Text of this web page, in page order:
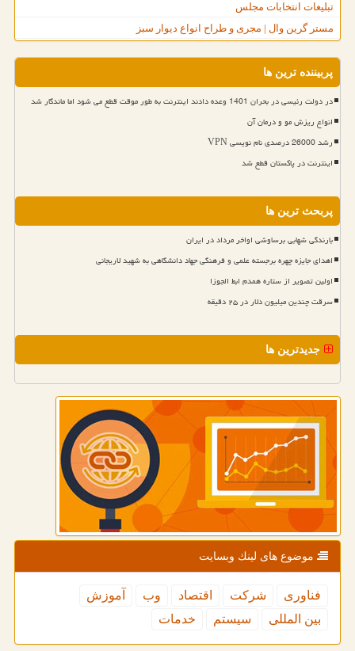
تبلیغات انتخابات مجلس
مستر گرین وال | مجری و طراح انواع دیوار سبز
پربیننده ترین ها
در دولت رئیسی در بحران 1401 وعده دادند اینترنت به طور موقت قطع می شود اما ماندگار شد
انواع ریزش مو و درمان آن
رشد 26000 درصدی نام نویسی VPN
اینترنت در پاکستان قطع شد
پربحث ترین ها
بارندگی شهابی برساوشی اواخر مرداد در ایران
اهدای جایزه چهره برجسته علمی و فرهنگی جهاد دانشگاهی به شهید لاریجانی
اولین تصویر از ستاره همدم ابط الجوزا
سرقت چندین میلیون دلار در ۲۵ دقیقه
جدیدترین ها
موضوع های لینك وبسایت
فناوری شركت اقتصاد وب
آموزش
بین المللی
سیستم خدمات